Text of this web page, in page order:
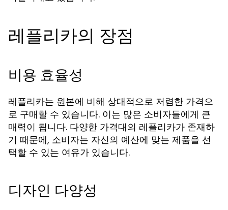
레플리카의 장점
비용 효율성
레플리카는 원본에 비해 상대적으로 저렴한 가격으
로 구매할 수 있습니다. 이는 많은 소비자들에게 큰
매력이 됩니다. 다양한 가격대의 레플리카가 존재하
기 때문에, 소비자는 자신의 예산에 맞는 제품을 선
택할 수 있는 여유가 있습니다.
디자인 다양성